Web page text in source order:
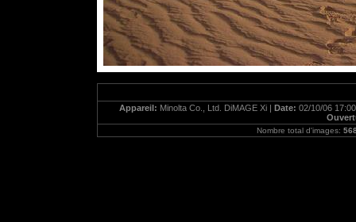
Appareil: Minolta Co., Ltd. DiMAGE Xi | Date: 02/10/06
Nombre total d'images: